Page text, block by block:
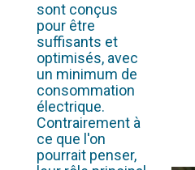
sont conçus
pour être
suffisants et
optimisés, avec
un minimum de
consommation
électrique.
Contrairement à
ce que l'on
pourrait penser,